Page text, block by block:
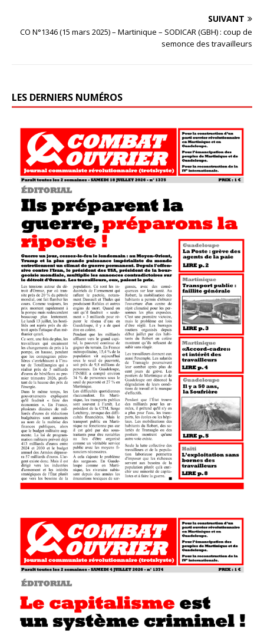
SUIVANT
CO N°1346 (15 mars 2025) – Martinique – SODICAR (GBH) : coup de
semonce des travailleurs
LES DERNIERS NUMÉROS